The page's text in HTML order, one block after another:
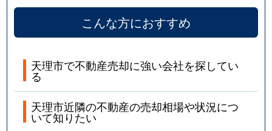
こんな方におすすめ
天理市で不動産売却に強い会社を探してい
る
天理市近隣の不動産の売却相場や状況につ
いて知りたい